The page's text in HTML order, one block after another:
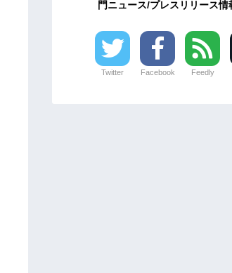
門ニュース/プレスリリース情
Twitter Facebook Feedly